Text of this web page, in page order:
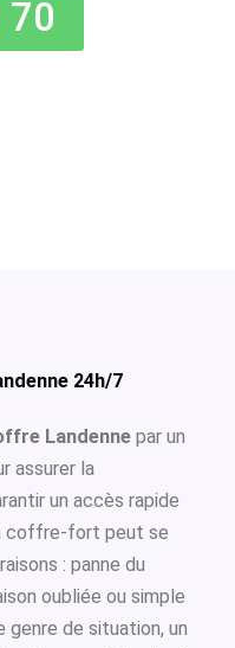
70
24h/7
Landenne par un
assurer la
un accès rapide
coffre-fort peut se
: panne du
oubliée ou simple
genre de situation, un